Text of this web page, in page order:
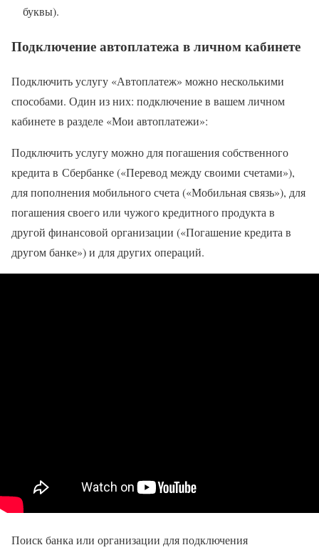
буквы).
Подключение автоплатежа в личном кабинете
Подключить услугу «Автоплатеж» можно несколькими
способами. Один из них: подключение в вашем личном
кабинете в разделе «Мои автоплатежи»:
Подключить услугу можно для погашения собственного
кредита в Сбербанке («Перевод между своими счетами»),
для пополнения мобильного счета («Мобильная связь»), для
погашения своего или чужого кредитного продукта в
другой финансовой организации («Погашение кредита в
другом банке») и для других операций.
Поиск банка или организации для подключения